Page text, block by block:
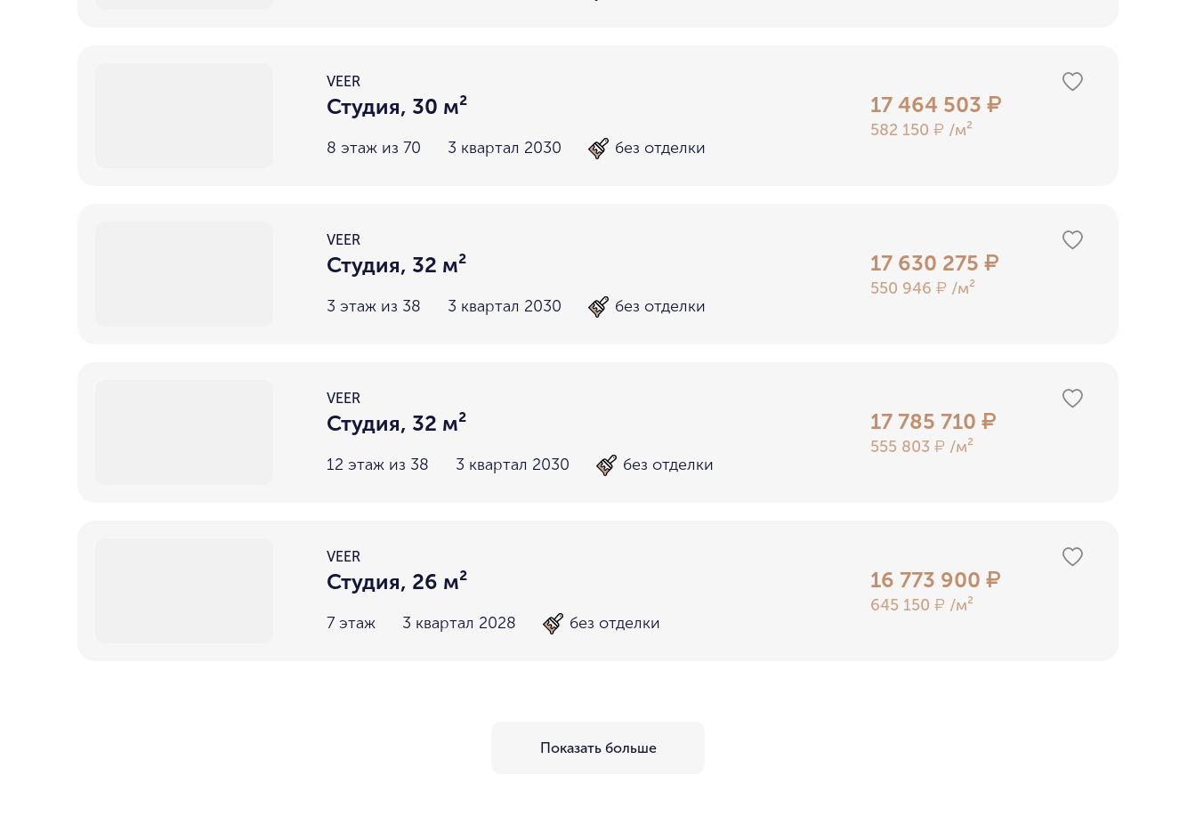
VEER
Студия, 30 м²
8 этаж из 70 3 квартал 2030 без отделки
17 464 503 ₽
582 150 ₽ /м²
VEER
Студия, 32 м²
3 этаж из 38 3 квартал 2030 без отделки
17 630 275 ₽
550 946 ₽ /м²
VEER
Студия, 32 м²
12 этаж из 38 3 квартал 2030 без отделки
17 785 710 ₽
555 803 ₽ /м²
VEER
Студия, 26 м²
7 этаж 3 квартал 2028 без отделки
16 773 900 ₽
645 150 ₽ /м²
Показать больше